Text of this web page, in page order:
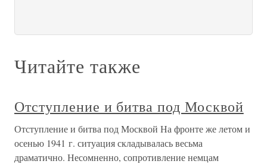
Читайте также
Отступление и битва под Москвой
Отступление и битва под Москвой На фронте же летом и
осенью 1941 г. ситуация складывалась весьма
драматично. Несомненно, сопротивление немцам